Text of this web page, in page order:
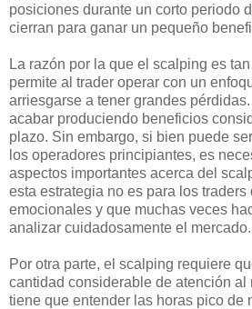
posiciones durante un corto periodo
cierran para ganar un pequeño
La razón por la que el scalping es
permite al trader operar con un
arriesgarse a tener grandes
acabar produciendo beneficios
plazo. Sin embargo, si bien puede
los operadores principiantes, es
aspectos importantes acerca del
esta estrategia no es para los
emocionales y que muchas veces
analizar cuidadosamente el mercado.
Por otra parte, el scalping requiere
cantidad considerable de atención al
tiene que entender las horas pico de